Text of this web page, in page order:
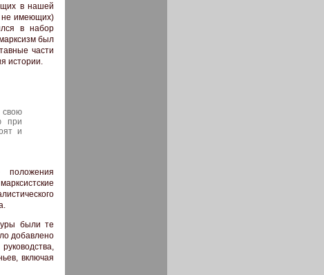
в нашей
не имеющих)
в набор
был
части
истории.
при
и
были те
добавлено
включая